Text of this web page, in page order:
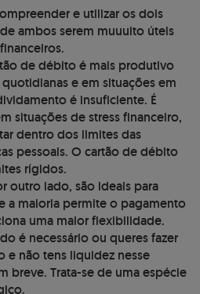
e utilizar os dois
ambos serem muuuito úteis
de débito é mais produtivo
e em situações em
é insuficiente. É
situações de stress financeiro,
dentro dos limites das
pessoais. O cartão de débito
rígidos.
outro lado, são ideais para
a maioria permite o pagamento
uma maior flexibilidade.
é necessário ou queres fazer
e não tens liquidez nesse
breve. Trata-se de uma espécie